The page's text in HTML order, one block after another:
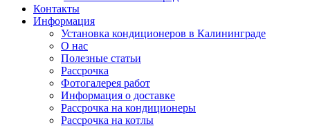
Контакты
Информация
Установка кондиционеров в Калининграде
О нас
Полезные статьи
Рассрочка
Фотогалерея работ
Информация о доставке
Рассрочка на кондиционеры
Рассрочка на котлы